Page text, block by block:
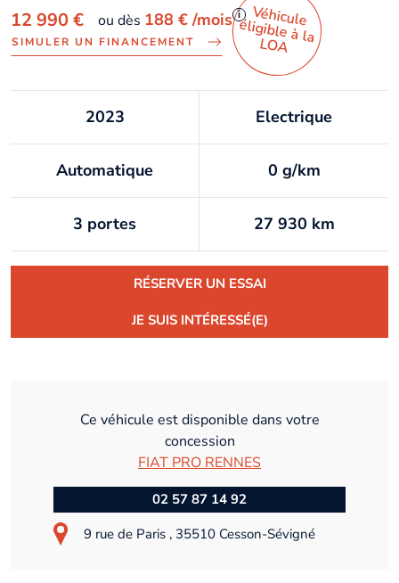
12 990 € ou dès 188 €/mois i
SIMULER UN FINANCEMENT
Véhicule
éligible à la
LO
A
2023 Electrique
Automatique 0 g/km
3 portes 27 930 km
RÉSERVER UN ESSAI
JE SUIS INTÉRESSÉ(E)
Ce véhicule est disponible dans votre
concession
FIAT PRO RENNES
02 57 87 14 92
9 rue de Paris , 35510 Cesson-Sévigné